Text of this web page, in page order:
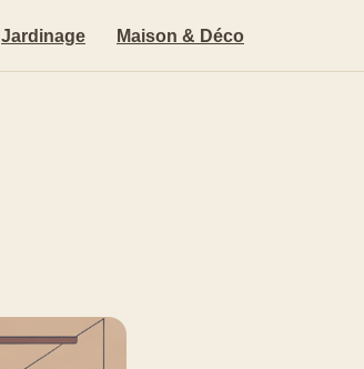
Jardinage Maison & Déco